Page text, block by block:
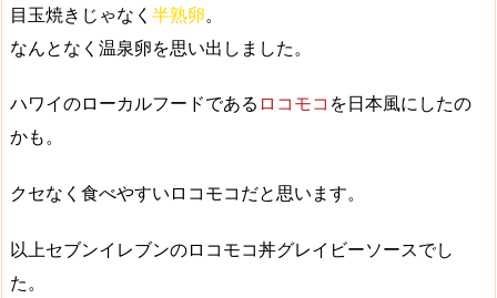
目玉焼きじゃなく 半熟卵。
なんとなく 温泉卵を思い出しました。
ハワイのローカルフードである ロコモコ を日本風にしたの
かも。
クセなく食べやすいロコモコだと思います。
以上セブンイレブンのロコモコ丼グレイビーソースでし
た。